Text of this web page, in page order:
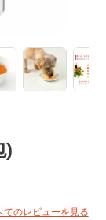
)
てのレビューを見る